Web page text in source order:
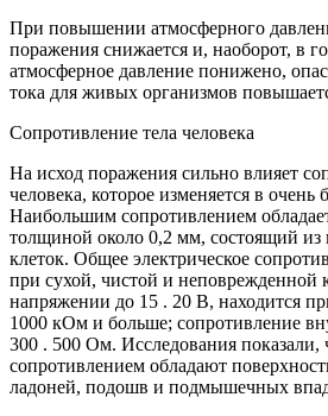
При повышении атмосферного
поражения снижается и, наоборот, в
атмосферное давление понижено,
тока для живых организмов
Сопротивление тела человека
На исход поражения сильно влияет
человека, которое изменяется в очень
Наибольшим сопротивлением
толщиной около 0,2 мм, состоящий
клеток. Общее электрическое
при сухой, чистой и неповрежденной
напряжении до 15 . 20 В, находится
1000 кОм и больше; сопротивление
300 . 500 Ом. Исследования
сопротивлением обладают
ладоней, подошв и подмышечных